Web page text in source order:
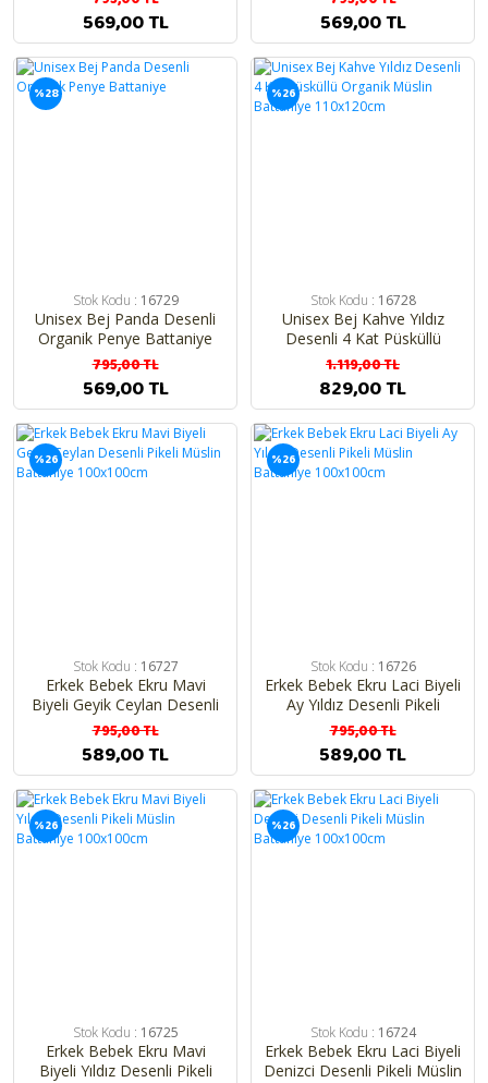
569,00 TL 569,00 TL
%28
Stok Kodu : 16729
Unisex Bej Panda Desenli
Organik Penye Battaniye
795,00 TL
569,00 TL
%26
Stok Kodu : 16728
Unisex Bej Kahve Yıldız
Desenli 4 Kat Püsküllü
Organik Müslin Battaniye
110x120cm
1.119,00 TL
829,00 TL
%26
Stok Kodu : 16727
Erkek Bebek Ekru Mavi
Biyeli Geyik Ceylan Desenli
Pikeli Müslin Battaniye
100x100cm
795,00 TL
589,00 TL
%26
Stok Kodu : 16726
Erkek Bebek Ekru Laci Biyeli
Ay Yıldız Desenli Pikeli
Müslin Battaniye
100x100cm
795,00 TL
589,00 TL
%26
Stok Kodu : 16725
Erkek Bebek Ekru Mavi
Biyeli Yıldız Desenli Pikeli
%26
Stok Kodu : 16724
Erkek Bebek Ekru Laci Biyeli
Denizci Desenli Pikeli Müslin
Hediyelik Ürünler
Taraftar Bebek Takımları
Bebek Yazlık Modeller
Bebek Kıyafetleri
Bebek Yatakları
En Yeniler
İsimli Özel Bebek Ürünleri